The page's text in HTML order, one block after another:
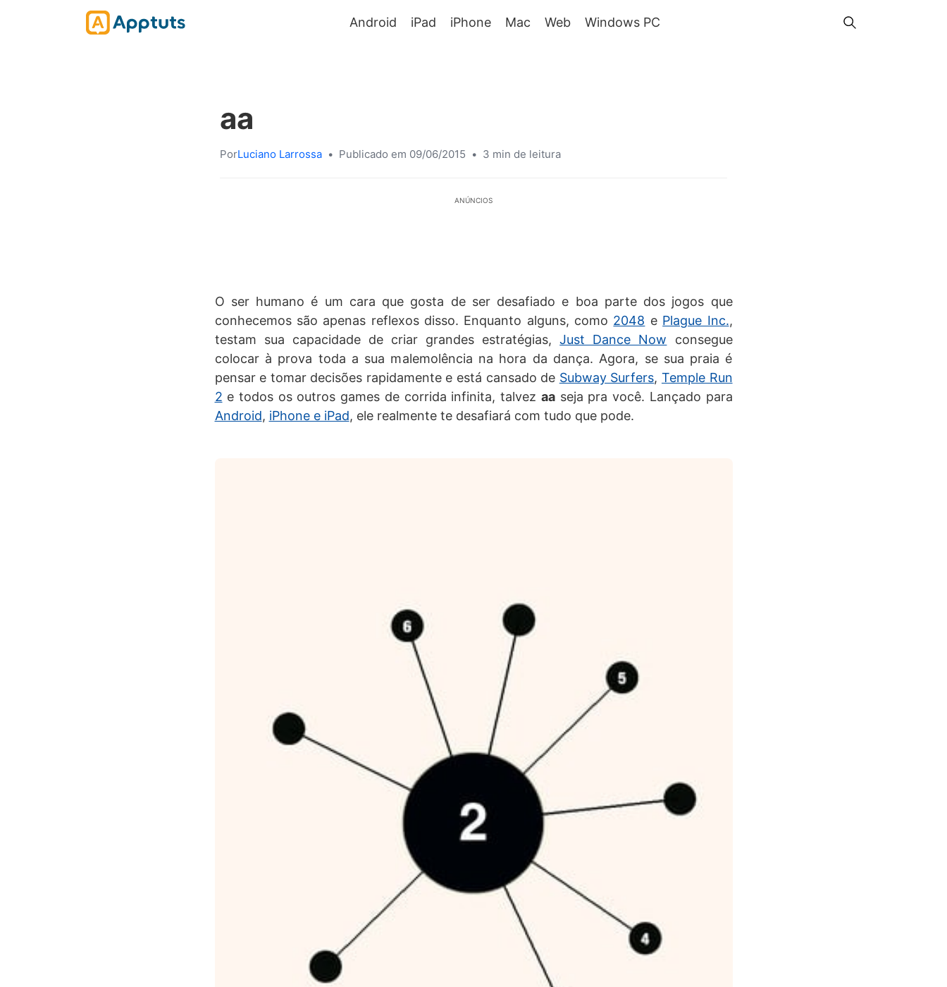
Android iPad iPhone Mac Web Windows PC
aa
PorLuciano Larrossa • Publicado em 09/06/2015 • 3 min de leitura
ANÚNCIOS
O ser humano é um cara que gosta de ser desafiado e boa parte dos jogos que
conhecemos são apenas reflexos disso. Enquanto alguns, como 2048 e Plague Inc.,
testam sua capacidade de criar grandes estratégias,Just Dance Now consegue
colocar à prova toda a sua malemolência na hora da dança. Agora, se sua praia é
pensar e tomar decisões rapidamente e está cansado de Subway Surfers, Temple Run
2 e todos os outros games de corrida infinita, talvez aaseja pra você. Lançado para
Android, iPhone e iPad, ele realmente te desafiará com tudo que pode.